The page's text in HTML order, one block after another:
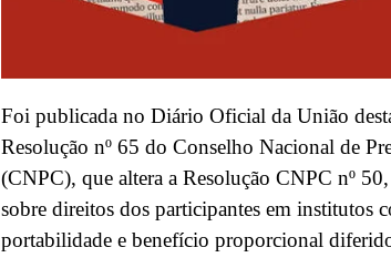
Foi publicada no Diário Oficial da União
Resolução nº 65 do Conselho Nacional de
(CNPC), que altera a Resolução CNPC nº
sobre direitos dos participantes em institutos
portabilidade e benefício proporcional